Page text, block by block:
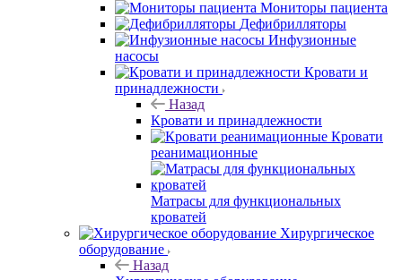
Мониторы пациента
Дефибрилляторы
Инфузионные
насосы
Кровати и
принадлежности
Назад
Кровати и принадлежности
Кровати
реанимационные
Матрасы для функциональных
кроватей
Хирургическое
оборудование
Назад